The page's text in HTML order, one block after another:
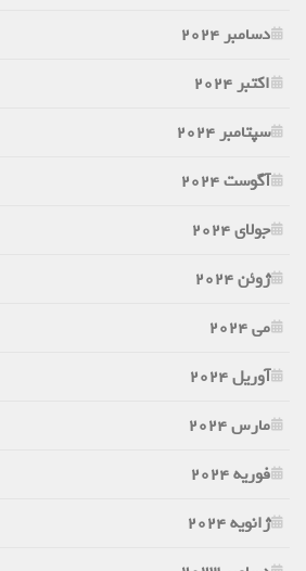
دسامبر 2024
اکتبر 2024
سپتامبر 2024
آگوست 2024
جولای 2024
ژوئن 2024
می 2024
آوریل 2024
مارس 2024
فوریه 2024
ژانویه 2024